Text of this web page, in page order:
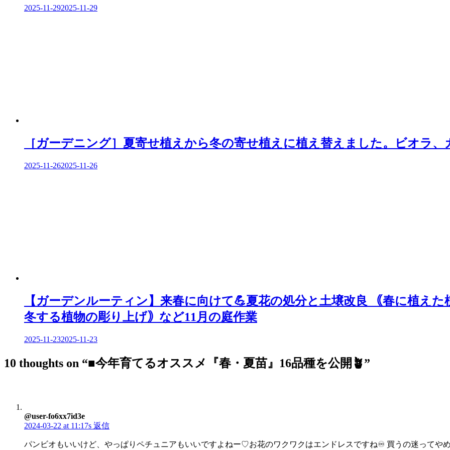
2025-11-292025-11-29
［ガーデニング］夏寄せ植えから冬の寄せ植えに植え替えました。ビオラ
2025-11-262025-11-26
【ガーデンルーティン】来春に向けて💪夏花の処分と土壌改良 ｟春に植え
冬する植物の彫り上げ｠など11月の庭作業
2025-11-232025-11-23
10 thoughts on “■今年育てるオススメ『春・夏苗』16品種を公開🪴”
@user-fo6xx7id3e
2024-03-22 at 11:17s 返信
パンビオもいいけど、やっぱりペチュニアもいいですよねー♡お花のワクワクはエンドレスですね♾️ 買うの迷ってや